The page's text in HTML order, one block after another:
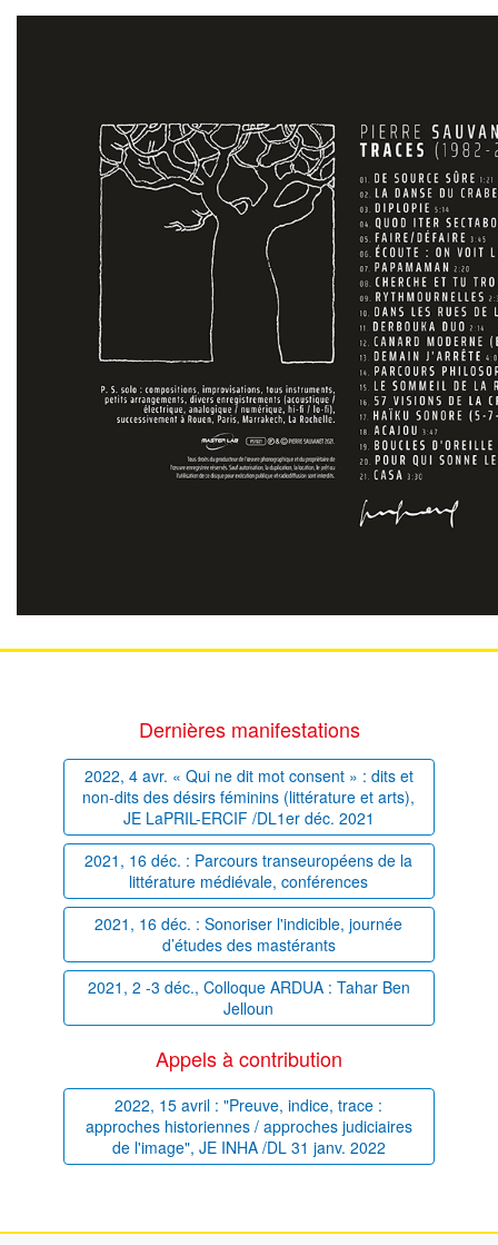
Dernières manifestations
2022, 4 avr. « Qui ne dit mot consent » : dits et
non-dits des désirs féminins (littérature et arts),
JE LaPRIL-ERCIF /DL1er déc. 2021
2021, 16 déc. : Parcours transeuropéens de la
littérature médiévale, conférences
2021, 16 déc. : Sonoriser l'indicible, journée
d’études des mastérants
2021, 2 -3 déc., Colloque ARDUA : Tahar Ben
Jelloun
Appels à contribution
2022, 15 avril : "Preuve, indice, trace :
approches historiennes / approches judiciaires
de l'image", JE INHA /DL 31 janv. 2022